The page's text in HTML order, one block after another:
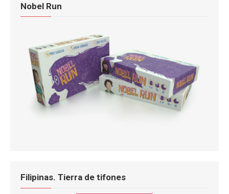
Nobel Run
Filipinas. Tierra de tifones